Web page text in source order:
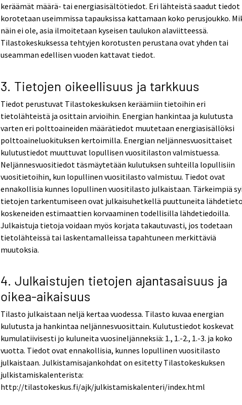
keräämät määrä- tai energiasisältötiedot. Eri lähteistä saadut tiedot
korotetaan useimmissa tapauksissa kattamaan koko perusjoukko.
näin ei ole, asia ilmoitetaan kyseisen taulukon alaviitteessä.
Tilastokeskuksessa tehtyjen korotusten perustana ovat yhden tai
useamman edellisen vuoden kattavat tiedot.
3. Tietojen oikeellisuus ja tarkkuus
Tiedot perustuvat Tilastokeskuksen keräämiin tietoihin eri
tietolähteistä ja osittain arvioihin. Energian hankintaa ja kulutusta
varten eri polttoaineiden määrätiedot muutetaan energiasisällöksi
polttoaineluokituksen kertoimilla. Energian neljännesvuosittaiset
kulutustiedot muuttuvat lopullisen vuositilaston valmistuessa.
Neljännesvuositiedot täsmäytetään kulutuksen suhteilla lopullisiin
vuositietoihin, kun lopullinen vuositilasto valmistuu. Tiedot ovat
ennakollisia kunnes lopullinen vuositilasto julkaistaan. Tärkeimpiä
tietojen tarkentumiseen ovat julkaisuhetkellä puuttuneita
koskeneiden estimaattien korvaaminen todellisilla lähdetiedoilla.
Julkaistuja tietoja voidaan myös korjata takautuvasti, jos todetaan
tietolähteissä tai laskentamalleissa tapahtuneen merkittäviä
muutoksia.
4. Julkaistujen tietojen ajantasaisuus ja
oikea-aikaisuus
Tilasto julkaistaan neljä kertaa vuodessa. Tilasto kuvaa energian
kulutusta ja hankintaa neljännesvuosittain. Kulutustiedot koskevat
kumulatiivisesti jo kuluneita vuosineljänneksiä: 1., 1.-2., 1.-3. ja koko
vuotta. Tiedot ovat ennakollisia, kunnes lopullinen vuositilasto
julkaistaan. Julkistamisajankohdat on esitetty Tilastokeskuksen
julkistamiskalenterista:
http://tilastokeskus.fi/ajk/julkistamiskalenteri/index.html